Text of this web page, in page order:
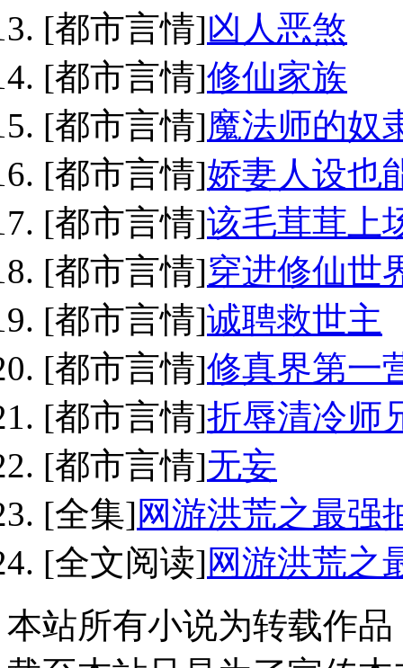
[都市言情]凶人恶煞
[都市言情]修仙家族
[都市言情]魔法师的奴
[都市言情]娇妻人设也
[都市言情]该毛茸茸上
[都市言情]穿进修仙世
[都市言情]诚聘救世主
[都市言情]修真界第一
[都市言情]折辱清冷师
[都市言情]无妄
[全集]网游洪荒之最强
[全文阅读]网游洪荒之
本站所有小说为转载作